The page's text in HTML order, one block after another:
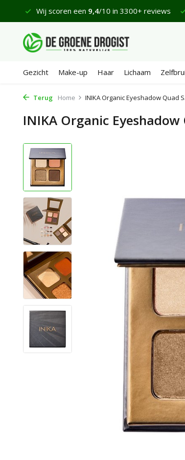
Wij scoren een 9,4/10 in 3300+ reviews
Gezicht Make-up Haar Lichaam
Terug Home INIKA Organic Eyeshadow Quad
INIKA Organic Eyeshadow